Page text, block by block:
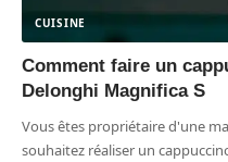
CUISINE
Comment faire un
Delonghi Magnifica S
Vous êtes propriétaire d'une
souhaitez réaliser un